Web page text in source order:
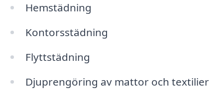
Hemstädning
Kontorsstädning
Flyttstädning
Djuprengöring av mattor och textilier